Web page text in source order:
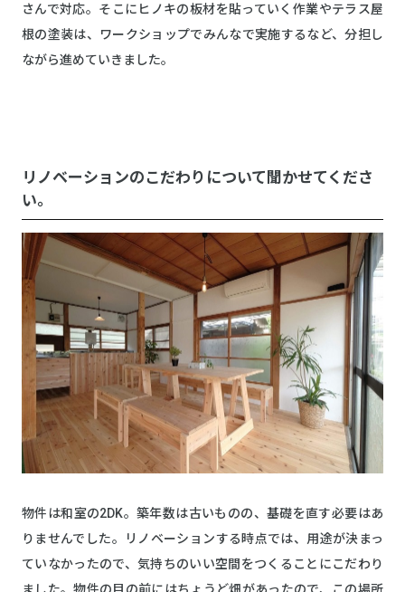
さんで対応。そこにヒノキの板材を貼っていく作業やテラス屋
根の塗装は、ワークショップでみんなで実施するなど、分担し
ながら進めていきました。
リノベーションのこだわりについて聞かせてくださ
い。
物件は和室の2DK。築年数は古いものの、基礎を直す必要はあ
りませんでした。リノベーションする時点では、用途が決まっ
ていなかったので、気持ちのいい空間をつくることにこだわり